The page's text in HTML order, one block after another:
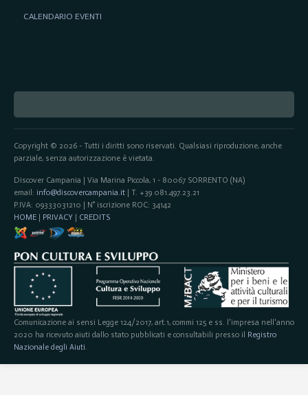
Copyright © 2026 - Tutti i diritti sono riservati. Qualsiasi riproduzione, anche
parziale, senza autorizzazione è vietata.
Discover Campania | Via Marina Piccola, 1 - 80067 SORRENTO (NA)
email: info@discovercampania.it| T. +39 081.497.23.21
P.IVA: 09333031210 | N° iscrizione ROC: 34142
HOME| PRIVACY | CREDITS
Comunicazione ai sensi Legge 124/2017, art.1, commi 125 e ss. l'impresa nell'anno
2020 ha ricevuto aiuti dallo stato pubblicati e consultabili presso il Registro
Nazionale degli Aiuti.
CALENDARIO EVENTI